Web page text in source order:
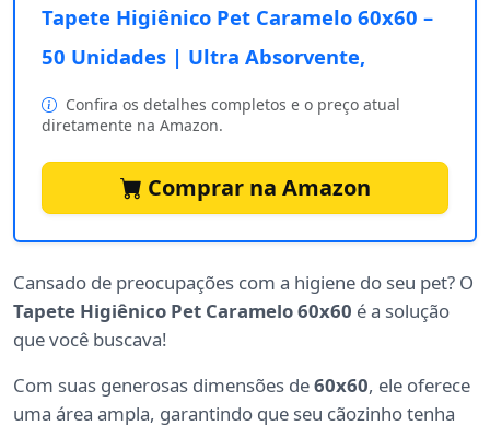
Tapete Higiênico Pet Caramelo 60x60 –
50 Unidades | Ultra Absorvente,
Confira os detalhes completos e o preço atual
diretamente na Amazon.
Comprar na Amazon
Cansado de preocupações com a higiene do seu pet? O
Tapete Higiênico Pet Caramelo 60x60 é a solução
que você buscava!
Com suas generosas dimensões de60x60, ele oferece
uma área ampla, garantindo que seu cãozinho tenha